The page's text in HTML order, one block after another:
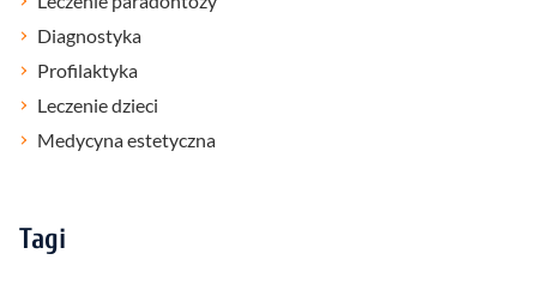
Diagnostyka
Profilaktyka
Leczenie dzieci
Medycyna estetyczna
Tagi